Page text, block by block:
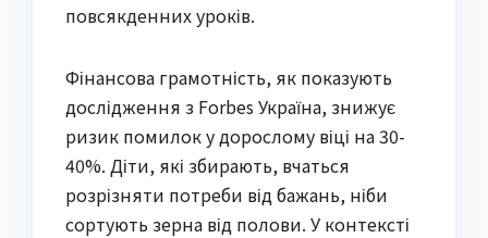
повсякденних уроків.
Фінансова грамотність, як показують
дослідження з Forbes Україна, знижує
ризик помилок у дорослому віці на 30-
40%. Діти, які збирають, вчаться
розрізняти потреби від бажань, ніби
сортують зерна від полови. У контексті